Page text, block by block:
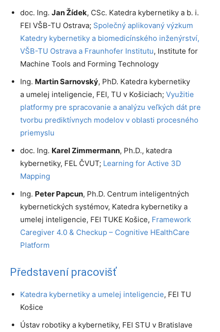
doc. Ing. Jan Žídek, CSc. Katedra kybernetiky a b. i.
FEI VŠB-TU Ostrava; Společný aplikovaný výzkum
Katedry kybernetiky a biomedicínského inženýrství,
VŠB-TU Ostrava a Fraunhofer Institutu, Institute for
Machine Tools and Forming Technology
Ing. MartinSarnovský, PhD. Katedra kybernetiky
a umelej inteligencie, FEI, TU v Košiciach; Využitie
platformy pre spracovanie a analýzu veľkých dát pre
tvorbu prediktívnych modelov v oblasti procesného
priemyslu
doc. Ing. KarelZimmermann, Ph.D., katedra
kybernetiky, FEL ČVUT; Learning for Active 3D
Mapping
Ing. Peter Papcun, Ph.D. Centrum inteligentných
kybernetických systémov, Katedra kybernetiky a
umelej inteligencie, FEI TUKE Košice, Framework
Caregiver 4.0 & Checkup – Cognitive HEalthCare
Platform
Představení pracovišť
Katedra kybernetiky a umelej inteligencie, FEI TU
Košice
Ústav robotiky a kybernetiky, FEI STU v Bratislave